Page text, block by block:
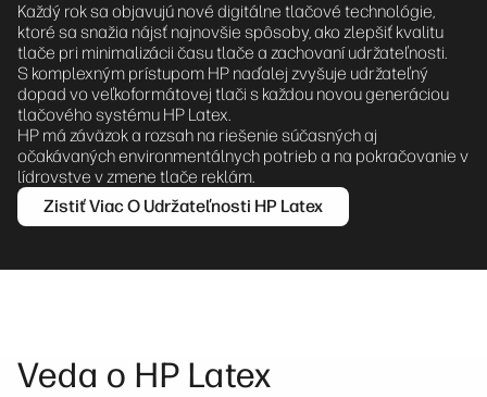
Každý rok sa objavujú nové digitálne tlačové technológie,
ktoré sa snažia nájsť najnovšie spôsoby, ako zlepšiť kvalitu
tlače pri minimalizácii času tlače a zachovaní udržateľnosti.
S komplexným prístupom HP naďalej zvyšuje udržateľný
dopad vo veľkoformátovej tlači s každou novou generáciou
tlačového systému HP Latex.
HP má záväzok a rozsah na riešenie súčasných aj
očakávaných environmentálnych potrieb a na pokračovanie v
lídrovstve v zmene tlače reklám.
Zistiť Viac O Udržateľnosti HP Latex
Veda o HP Latex